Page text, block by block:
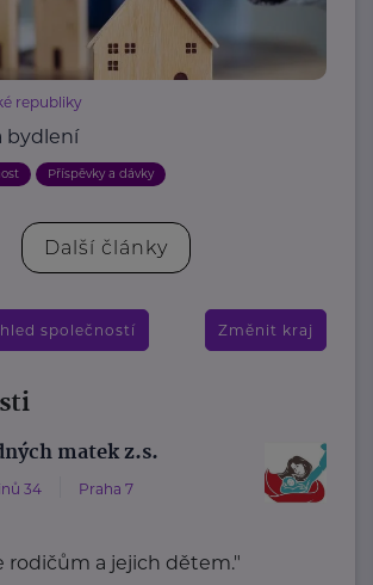
republiky
bydlení
Příspěvky a dávky
Další články
společností Změnit kraj
matek z.s.
34 Praha 7
rodičům a jejich dětem."